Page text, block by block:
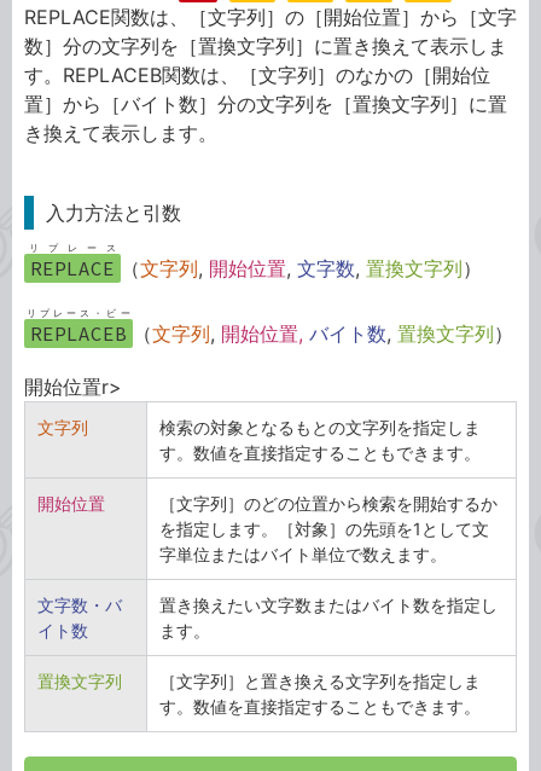
REPLACE関数は、［文字列］の［開始位置］から［文字
数］分の文字列を［置換文字列］に置き換えて表示しま
す。REPLACEB関数は、［文字列］のなかの［開始位
置］から［バイト数］分の文字列を［置換文字列］に置
き換えて表示します。
入力方法と引数
REPLACE
リプレース
（文字列, 開始位置, 文字数, 置換文字列）
REPLACEB
リプレース・ビー
（文字列, 開始位置, バイト数, 置換文字列）
開始位置r>
文字列
検索の対象となるもとの文字列を指定しま
す。数値を直接指定することもできます。
開始位置
［文字列］のどの位置から検索を開始するか
を指定します。［対象］の先頭を1として文
字単位またはバイト単位で数えます。
文字数・バ
イト数
置き換えたい文字数またはバイト数を指定し
ます。
置換文字列
［文字列］と置き換える文字列を指定しま
す。数値を直接指定することもできます。